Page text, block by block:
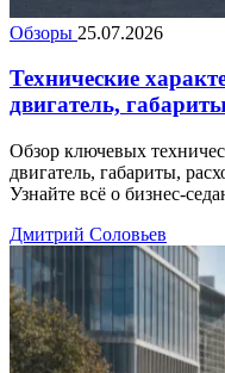
Обзоры 25.07.2026
Технические
двигатель,
Обзор ключевых
двигатель, габариты,
Узнайте всё о бизнес-
Дмитрий Соловьев